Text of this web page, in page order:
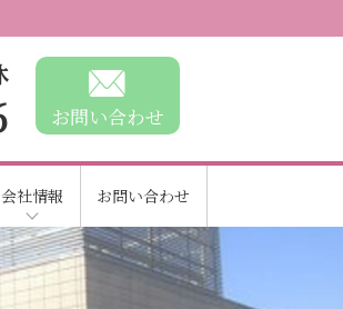
お問い合わせ
会社情報 お問い合わせ